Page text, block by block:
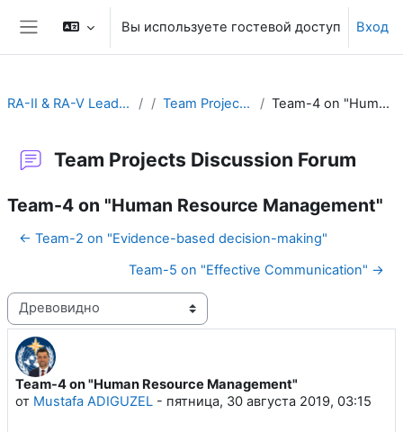
Перейти к основному содержанию
Боковая панель
Вы используете гостевой доступ Вход
RA-II & RA-V Leadership and Management Team Projects Discussion Forum Team-4 on "Human Resource Management"
Team Projects Discussion Forum
Team-4 on "Human Resource Management"
← Team-2 on "Evidence-based decision-making"
Team-5 on "Effective Communication" →
Режим отображения
Team-4 on "Human Resource Management"
от Mustafa ADIGUZEL - пятница, 30 августа 2019, 03:15
Количество ответов: 0